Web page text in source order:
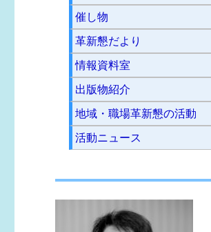
催し物
革新懇だより
情報資料室
出版物紹介
地域・職場革新懇の活動
活動ニュース